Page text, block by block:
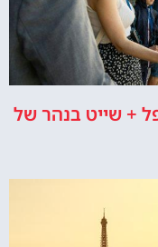
+ שייט בנהר של